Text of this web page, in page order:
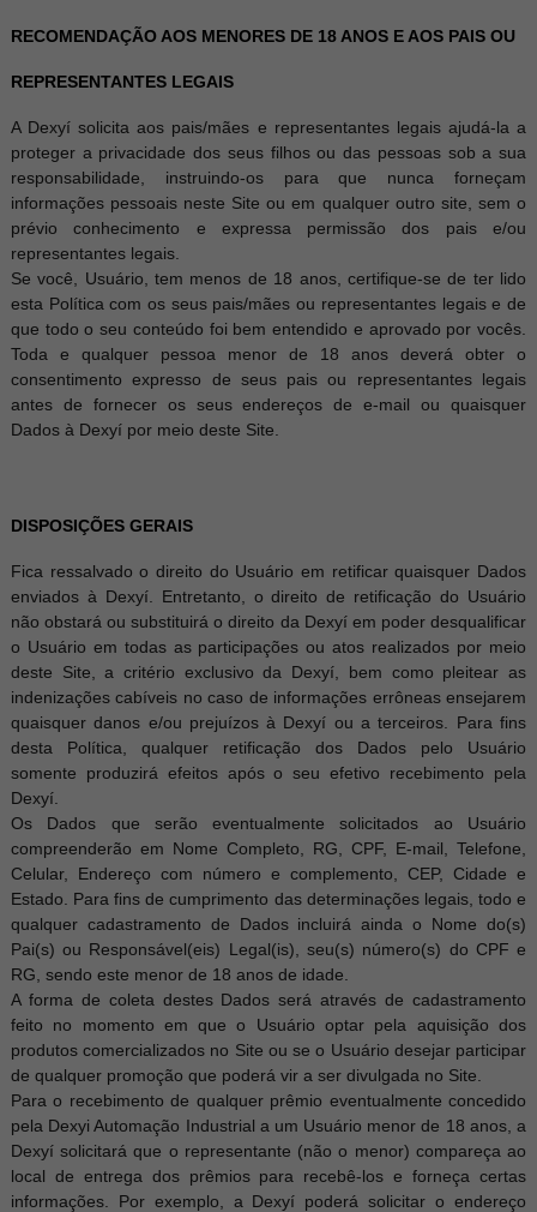
RECOMENDAÇÃO AOS MENORES DE 18 ANOS E AOS PAIS OU
REPRESENTANTES LEGAIS
A Dexyí solicita aos pais/mães e representantes legais ajudá-la a
proteger a privacidade dos seus filhos ou das pessoas sob a sua
responsabilidade, instruindo-os para que nunca forneçam
informações pessoais neste Site ou em qualquer outro site, sem o
prévio conhecimento e expressa permissão dos pais e/ou
representantes legais.
Se você, Usuário, tem menos de 18 anos, certifique-se de ter lido
esta Política com os seus pais/mães ou representantes legais e de
que todo o seu conteúdo foi bem entendido e aprovado por vocês.
Toda e qualquer pessoa menor de 18 anos deverá obter o
consentimento expresso de seus pais ou representantes legais
antes de fornecer os seus endereços de e-mail ou quaisquer
Dados à Dexyí por meio deste Site.
DISPOSIÇÕES GERAIS
Fica ressalvado o direito do Usuário em retificar quaisquer Dados
enviados à Dexyí. Entretanto, o direito de retificação do Usuário
não obstará ou substituirá o direito da Dexyí em poder desqualificar
o Usuário em todas as participações ou atos realizados por meio
deste Site, a critério exclusivo da Dexyí, bem como pleitear as
indenizações cabíveis no caso de informações errôneas ensejarem
quaisquer danos e/ou prejuízos à Dexyí ou a terceiros. Para fins
desta Política, qualquer retificação dos Dados pelo Usuário
somente produzirá efeitos após o seu efetivo recebimento pela
Dexyí.
Os Dados que serão eventualmente solicitados ao Usuário
compreenderão em Nome Completo, RG, CPF, E-mail, Telefone,
Celular, Endereço com número e complemento, CEP, Cidade e
Estado. Para fins de cumprimento das determinações legais, todo e
qualquer cadastramento de Dados incluirá ainda o Nome do(s)
Pai(s) ou Responsável(eis) Legal(is), seu(s) número(s) do CPF e
RG, sendo este menor de 18 anos de idade.
A forma de coleta destes Dados será através de cadastramento
feito no momento em que o Usuário optar pela aquisição dos
produtos comercializados no Site ou se o Usuário desejar participar
de qualquer promoção que poderá vir a ser divulgada no Site.
Para o recebimento de qualquer prêmio eventualmente concedido
pela Dexyi Automação Industrial a um Usuário menor de 18 anos, a
Dexyí solicitará que o representante (não o menor) compareça ao
local de entrega dos prêmios para recebê-los e forneça certas
informações. Por exemplo, a Dexyí poderá solicitar o endereço